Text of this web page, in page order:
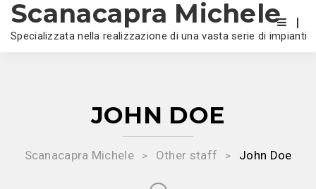
Scanacapra Michele
Specializzata nella realizzazione di una vasta serie di impianti
JOHN DOE
Scanacapra Michele > Other staff > John Doe